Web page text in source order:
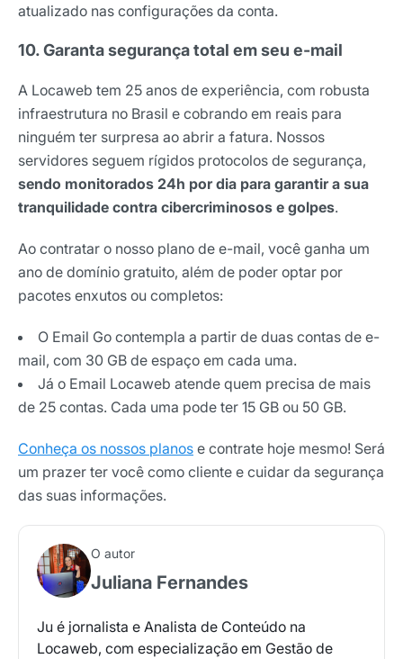
atualizado nas configurações da conta.
10. Garanta segurança total em seu e-mail
A Locaweb tem 25 anos de experiência, com robusta
infraestrutura no Brasil e cobrando em reais para
ninguém ter surpresa ao abrir a fatura. Nossos
servidores seguem rígidos protocolos de segurança,
sendo monitorados 24h por dia para garantir a sua
tranquilidade contra cibercriminosos e golpes.
Ao contratar o nosso plano de e-mail, você ganha um
ano de domínio gratuito, além de poder optar por
pacotes enxutos ou completos:
O Email Go contempla a partir de duas contas de e-
mail, com 30 GB de espaço em cada uma.
Já o Email Locaweb atende quem precisa de mais
de 25 contas. Cada uma pode ter 15 GB ou 50 GB.
Conheça os nossos planos e contrate hoje mesmo! Será
um prazer ter você como cliente e cuidar da segurança
das suas informações.
O autor
Juliana Fernandes
Ju é jornalista e Analista de Conteúdo na
Locaweb, com especialização em Gestão de